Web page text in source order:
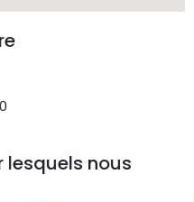
lesquels nous